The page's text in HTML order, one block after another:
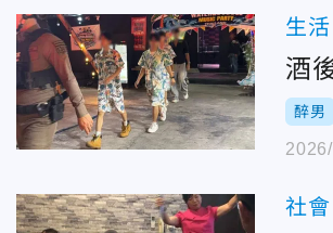
生活
酒
醉男
社會